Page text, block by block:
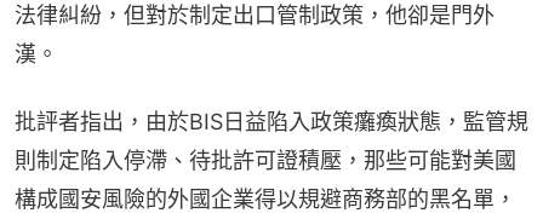
法律糾紛，但對於制定出口管制政策，他卻是門外
漢。
批評者指出，由於BIS日益陷入政策癱瘓狀態，監管規
則制定陷入停滯、待批許可證積壓，那些可能對美國
構成國安風險的外國企業得以規避商務部的黑名單，